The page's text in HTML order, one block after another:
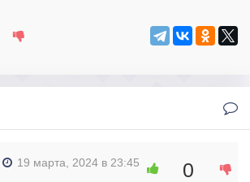
19 марта, 2024 в 23:45 0